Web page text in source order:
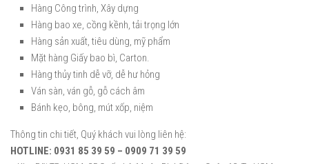
Hàng Công trình, Xây dựng
Hàng bao xe, cồng kềnh, tải trọng lớn
Hàng sản xuất, tiêu dùng, mỹ phẩm
Mặt hàng Giấy bao bì, Carton.
Hàng thủy tinh dễ vỡ, dễ hư hỏng
Ván sàn, ván gỗ, gỗ cách âm
Bánh kẹo, bông, mút xốp, niệm
Thông tin chi tiết, Quý khách vui lòng liên hệ:
HOTLINE: 0931 85 39 59 – 0909 71 39 59